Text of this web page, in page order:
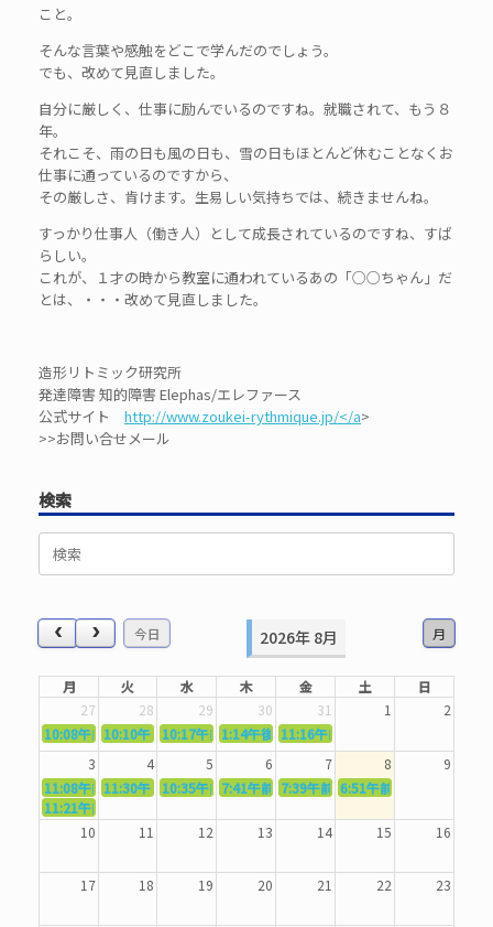
こと。
そんな言葉や感触をどこで学んだのでしょう。
でも、改めて見直しました。
自分に厳しく、仕事に励んでいるのですね。就職されて、もう８
年。
それこそ、雨の日も風の日も、雪の日もほとんど休むことなくお
仕事に通っているのですから、
その厳しさ、肯けます。生易しい気持ちでは、続きませんね。
すっかり仕事人（働き人）として成長されているのですね、すば
らしい。
これが、１才の時から教室に通われているあの「○○ちゃん」だ
とは、・・・改めて見直しました。
造形リトミック研究所
発達障害 知的障害 Elephas/エレファース
公式サイト http://www.zoukei-rythmique.jp/</a>
>>お問い合せメール
検索
検
今日 月
2026年 8月
月 火 水 木 金 土
日
27
28 29 30 31 1
2
10:08午前
5362．～国語力を〜
10:10午前5363．～自信を〜
10:17午前 5364．～信じて待つ〜
1:14午後 5365．～計画的に〜
11:16午前
3
4 5 6 7 8
9
11:08午前
5367．～機能を育てる〜
11:30午前5369．～歌唱造形〜
10:35午前 5370．～バランスを〜
7:41午前 5371．～漢字学習〜
7:39午前 5372．～一歩引く〜
6:51午前
11:21午前
10
11 12 13 14 15 16
17 18 19 20 21 22 23